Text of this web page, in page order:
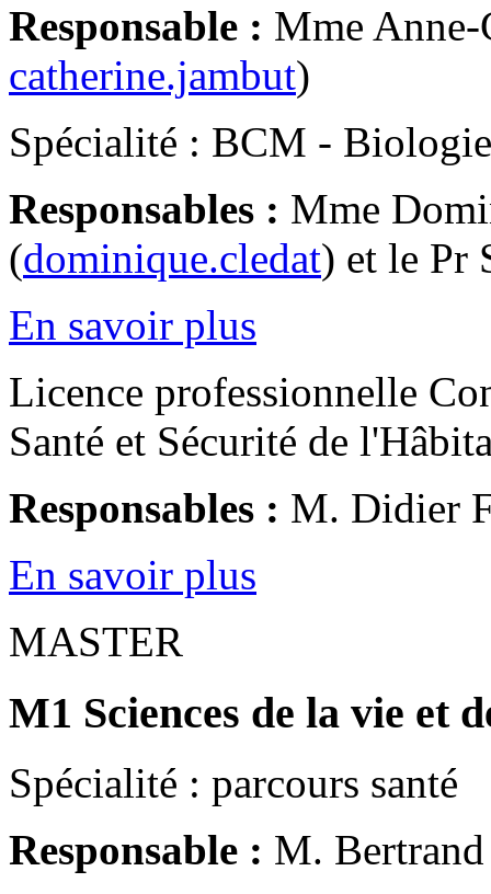
Responsable : Mme
catherine.jambut)
Spécialité : BCM -
Responsables : Mme
(dominique.cledat) et le Pr
En savoir plus
Licence professionnelle
Santé et Sécurité de
Responsables : M. Didier
En savoir plus
MASTER
M1 Sciences de la vie et
Spécialité : parcours santé
Responsable : M.